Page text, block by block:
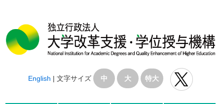
English | 文字サイズ 中 大 特大